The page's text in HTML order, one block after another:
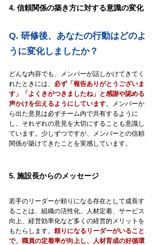
4. 信頼関係の築き方に対する意識の変化
Q. 研修後、あなたの行動はどのよ
うに変化しましたか？
どんな内容でも、メンバーが話しかけてきてく
れたときには、 必ず「報告ありがとうございま
す」「よくきがつきましたね」と感謝や認める
声かけを伝えるようにしています。メンバーか
ら出た意見は必ずチーム内で共有するように
し、それぞれの意見を大切にすることも意識し
ています。少しずつですが、メンバーとの信頼
関係が築けてきたことを実感しています。
5. 施設長からのメッセージ
若手のリーダーが頼りになる存在として成長す
ることは、組織の活性化、人材定着、サービス
向上、経営効率化など多くの経営的メリットを
もたらします。 頼りになるリーダーがいること
で、職員の定着率が向上し、人材育成の好循環